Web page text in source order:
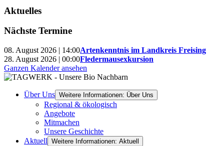
Aktuelles
Nächste Termine
08. August 2026 | 14:00Artenkenntnis im Landkreis Freising
28. August 2026 | 00:00Fledermausexkursion
Ganzen Kalender ansehen
Über Uns Weitere Informationen: Über Uns
Regional & ökologisch
Angebote
Mitmachen
Unsere Geschichte
Aktuell Weitere Informationen: Aktuell